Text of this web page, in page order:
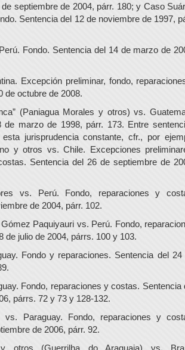
septiembre de 2004, párr. 180; y Caso
Sentencia del 12 de noviembre de 1997,
Fondo. Sentencia del 14 de marzo de
Excepción preliminar, fondo,
de octubre de 2008.
(Paniagua Morales y otros) vs.
de marzo de 1998, párr. 173. Entre
jurisprudencia constante, cfr., por
y otros vs. Chile. Excepciones
Sentencia del 26 de septiembre de
vs. Perú. Fondo, reparaciones y
de 2004, párr. 102.
Paquiyauri vs. Perú. Fondo,
de julio de 2004, párrs. 100 y 103.
Fondo y reparaciones. Sentencia del 24
Fondo, reparaciones y costas. Sentencia
párrs. 72 y 73 y 128-132.
Paraguay. Fondo, reparaciones y
de 2006, párr. 92.